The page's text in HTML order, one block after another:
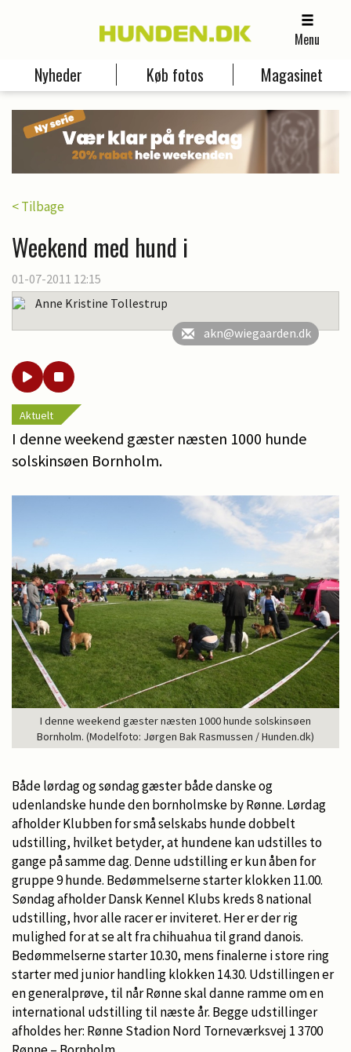
Menu
Nyheder Køb fotos Magasinet
< Tilbage
Weekend med hund i
01-07-2011 12:15
Anne Kristine Tollestrup
akn@wiegaarden.dk
Aktuelt
I denne weekend gæster næsten 1000 hunde
solskinsøen Bornholm.
I denne weekend gæster næsten 1000 hunde solskinsøen
Bornholm. (Modelfoto: Jørgen Bak Rasmussen / Hunden.dk)
Både lørdag og søndag gæster både danske og
udenlandske hunde den bornholmske by Rønne. Lørdag
afholder Klubben for små selskabs hunde dobbelt
udstilling, hvilket betyder, at hundene kan udstilles to
gange på samme dag. Denne udstilling er kun åben for
gruppe 9 hunde. Bedømmelserne starter klokken 11.00.
Søndag afholder Dansk Kennel Klubs kreds 8 national
udstilling, hvor alle racer er inviteret. Her er der rig
mulighed for at se alt fra chihuahua til grand danois.
Bedømmelserne starter 10.30, mens finalerne i store ring
starter med junior handling klokken 14.30. Udstillingen er
en generalprøve, til når Rønne skal danne ramme om en
international udstilling til næste år. Begge udstillinger
afholdes her: Rønne Stadion Nord Torneværksvej 1 3700